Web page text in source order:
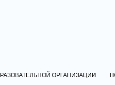
ОРГАНИЗАЦИИ